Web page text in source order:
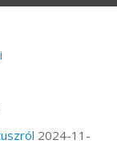
2024-11-